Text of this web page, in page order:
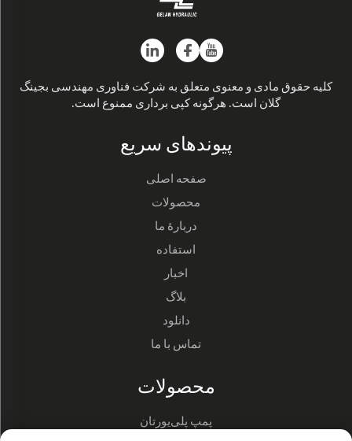
کلیه حقوق مادی و معنوی متعلق به شرکت فناوری مهندسی بجینگ
گلان است. هرگونه کپی برداری ممنوع است.
پیوندهای سریع
صفحه اصلی
محصولات
دربارهٔ ما
استفاده
اخبار
بلاگ
دانلود
تماس با ما
محصولات
پمپ پلی‌یورتان